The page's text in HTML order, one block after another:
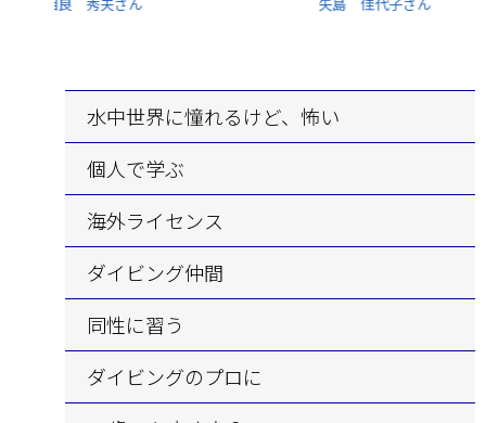
水中世界に憧れるけど、 怖い
個人で学ぶ
海外ライセンス
ダイビング仲間
同性に習う
ダイビングのプロに